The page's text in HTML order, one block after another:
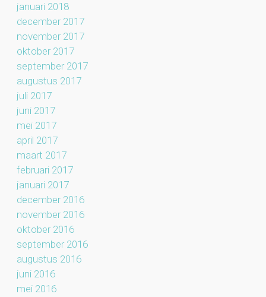
januari 2018
december 2017
november 2017
oktober 2017
september 2017
augustus 2017
juli 2017
juni 2017
mei 2017
april 2017
maart 2017
februari 2017
januari 2017
december 2016
november 2016
oktober 2016
september 2016
augustus 2016
juni 2016
mei 2016